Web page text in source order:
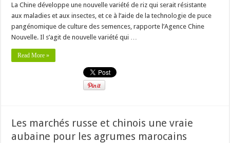
La Chine développe une nouvelle variété de riz qui serait résistante
aux maladies et aux insectes, et ce à l’aide de la technologie de puce
pangénomique de culture des semences, rapporte l’Agence Chine
Nouvelle. Il s’agit de nouvelle variété qui …
Read More »
Les marchés russe et chinois une vraie
aubaine pour les agrumes marocains